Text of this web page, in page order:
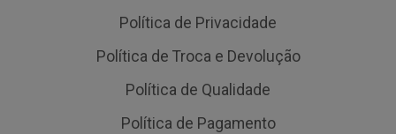
Política de Privacidade
Política de Troca e Devolução
Política de Qualidade
Política de Pagamento